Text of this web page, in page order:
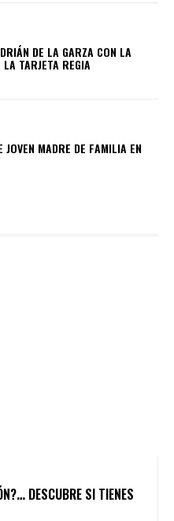
DE LA GARZA CON LA
LA TARJETA REGIA
JOVEN MADRE DE FAMILIA EN
DESCUBRE SI TIENES